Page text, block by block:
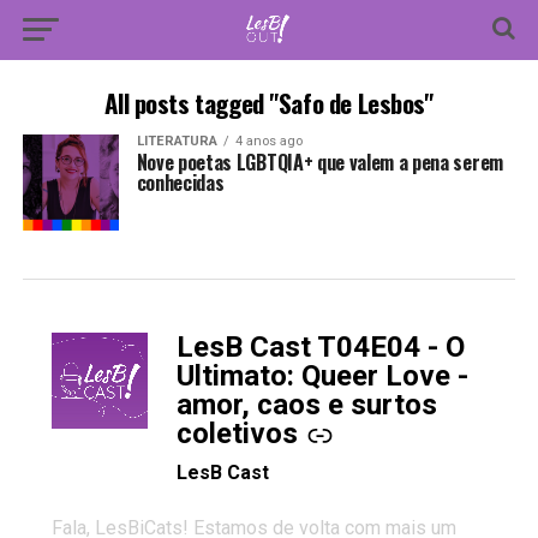
All posts tagged "Safo de Lesbos"
LITERATURA 4 anos ago
Nove poetas LGBTQIA+ que valem a pena serem
conhecidas
LesB Cast T04E04 - O
Ultimato: Queer Love -
amor, caos e surtos
coletivos
-
LesB Cast
Fala, LesBiCats! Estamos de volta com mais um